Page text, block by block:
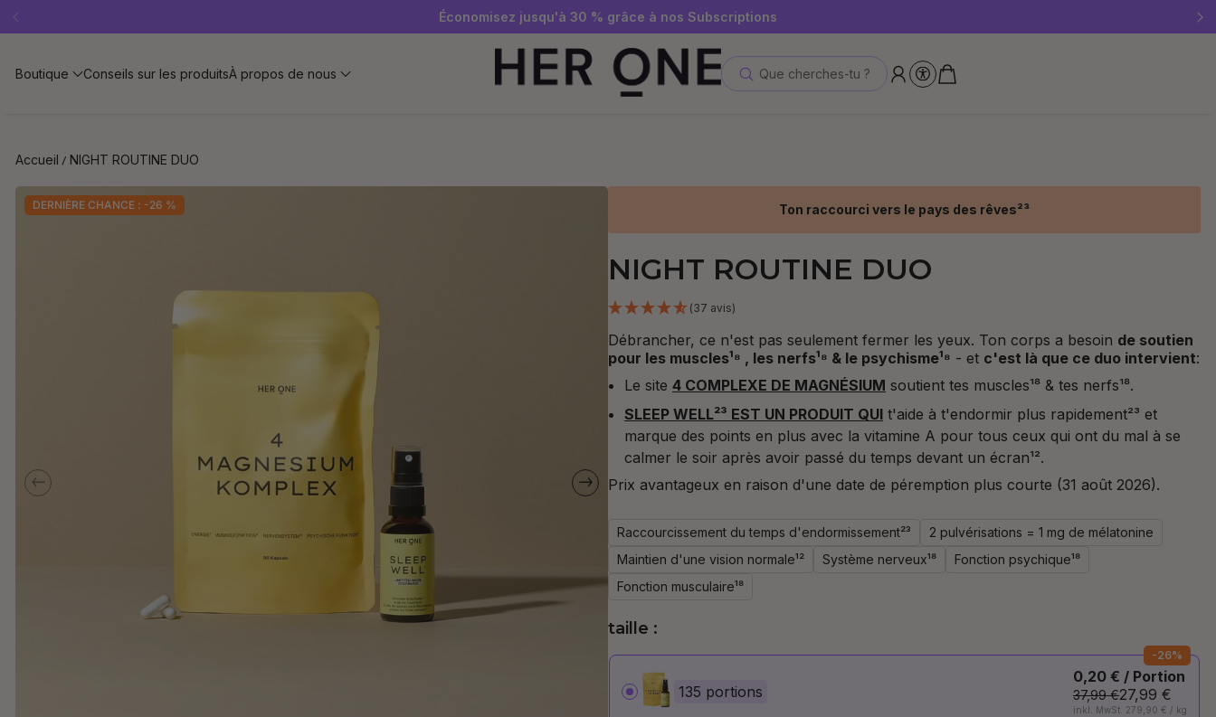
Offre « SLEEP WELL » gratuite à partir de 69 € d'achat minimum – dans la limite des stocks disponibles !
Abonnez-vous dès maintenant à la newsletter et recevez un bon d'achat de 10 €
Économisez jusqu'à 30 % grâce à nos Subscriptions
Boutique Conseils sur les produitsÀ propos de nous Que cherches-tu ?
Accueil NIGHT ROUTINE DUO
DERNIÈRE CHANCE : -26 % Ton raccourci vers le pays des rêves²³
NIGHT ROUTINE DUO
(37 avis)
Débrancher, ce n'est pas seulement fermer les yeux. Ton corps a besoin de soutien
pour les muscles¹⁸ , les nerfs¹⁸ & le psychisme¹⁸ - et c'est là que ce duo intervient:
Le site 4 COMPLEXE DE MAGNÉSIUM soutient tes muscles¹⁸ & tes nerfs¹⁸.
SLEEP WELL²³ EST UN PRODUIT QUI t'aide à t'endormir plus rapidement²³ et
marque des points en plus avec la vitamine A pour tous ceux qui ont du mal à se
calmer le soir après avoir passé du temps devant un écran¹².
Prix avantageux en raison d'une date de péremption plus courte (31 août 2026).
Raccourcissement du temps d'endormissement²³
2 pulvérisations = 1 mg de mélatonine
Maintien d'une vision normale¹²
Système nerveux¹⁸
Fonction psychique¹⁸
Fonction musculaire¹⁸
taille :
-26%
135 portions
0,20 € / Portion
37,99 €27,99 €
inkl. MwSt. 279,90 € / kg